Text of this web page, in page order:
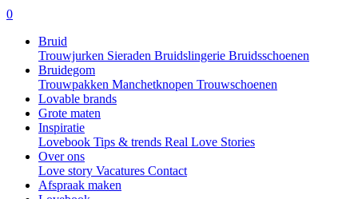
0
Bruid
Trouwjurken Sieraden Bruidslingerie Bruidsschoenen
Bruidegom
Trouwpakken Manchetknopen Trouwschoenen
Lovable brands
Grote maten
Inspiratie
Lovebook Tips & trends Real Love Stories
Over ons
Love story Vacatures Contact
Afspraak maken